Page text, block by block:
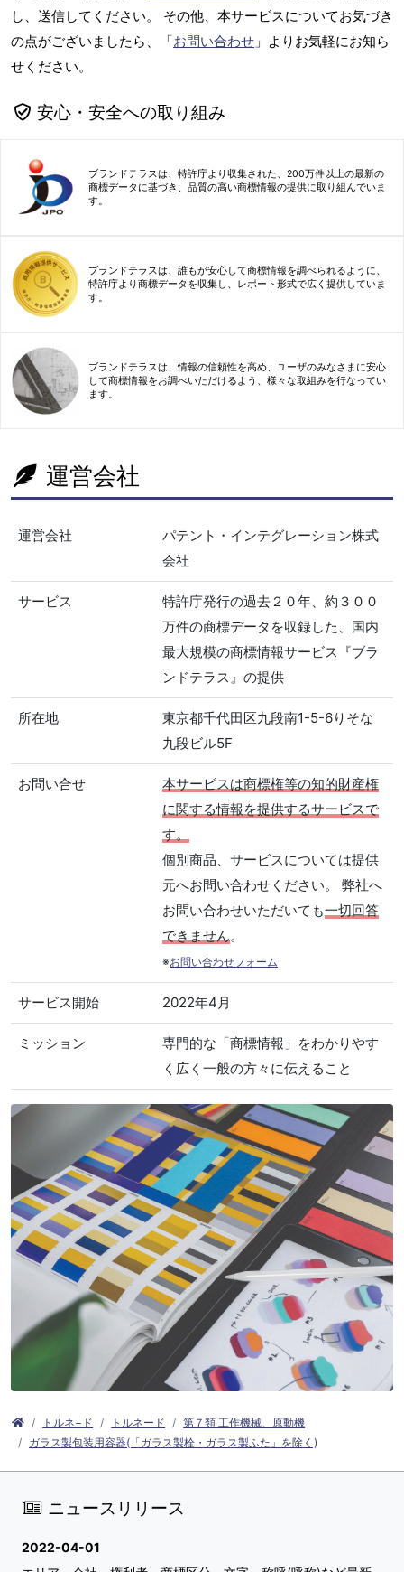
し、送信してください。 その他、本サービスについてお気づき
の点がございましたら、「お問い合わせ 」よりお気軽にお知ら
せください。
安心・安全への取り組み
ブランドテラスは、特許庁より収集された、200万件以上の最新の
商標データに基づき、品質の高い商標情報の提供に取り組んでいま
す。
ブランドテラスは、誰もが安心して商標情報を調べられるように、
特許庁より商標データを収集し、レポート形式で広く提供していま
す。
ブランドテラスは、情報の信頼性を高め、ユーザのみなさまに安心
して商標情報をお調べいただけるよう、様々な取組みを行なってい
ます。
運営会社
運営会社
パテント・インテグレーション株式
会社
サービス
特許庁発行の過去２０年、約３００
万件の商標データを収録した、国内
最大規模の商標情報サービス『ブラ
ンドテラス』の提供
所在地
東京都千代田区九段南1-5-6りそな
九段ビル5F
お問い合せ
本サービスは商標権等の知的財産権
に関する情報を提供するサービスで
す。
個別商品、サービスについては提供
元へお問い合わせください。 弊社へ
お問い合わせいただいても一切回答
できません。
※お問い合わせフォーム
サービス開始 2022年4月
ミッション
専門的な「商標情報」をわかりやす
く広く一般の方々に伝えること
トルネ−ド トルネード
第７類 工作機械、原動機
ガラス製包装用容器(「ガラス製栓・ガラス製ふた」を除く)
ニュースリリース
2022-04-01